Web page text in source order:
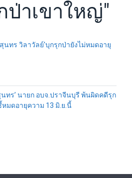
ป่าเขาใหญ่"
นทร วิลาวัลย์'บุกรุกป่ายังไม่หมดอายุ
นทร’ นายก อบจ.ปราจีนบุรี พ้นผิดคดีรุก
มดอายุความ 13 มิ.ย.นี้